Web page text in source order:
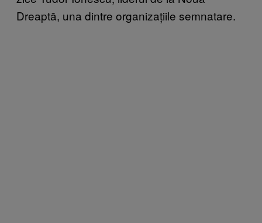
Dreaptă, una dintre organizațiile semnatare.